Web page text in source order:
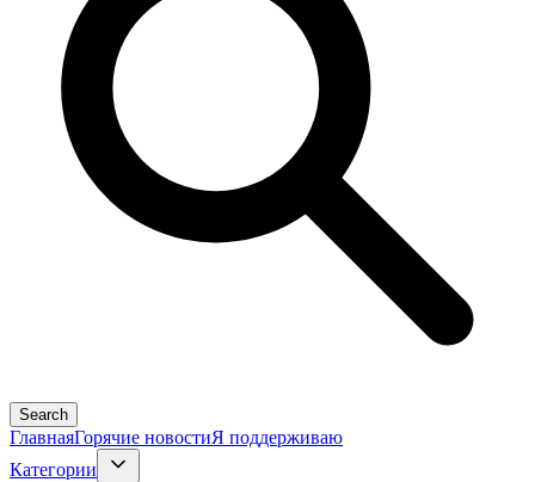
Search
ГлавнаяГорячие новостиЯ поддерживаю
Категории